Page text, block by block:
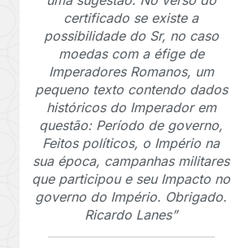
certificado se existe a
possibilidade do Sr, no caso
moedas com a éfige de
Imperadores Romanos, um
pequeno texto contendo dados
históricos do Imperador em
questão: Período de governo,
Feitos políticos, o Império na
sua época, campanhas militares
que participou e seu Impacto no
governo do Império. Obrigado.
Ricardo Lanes”